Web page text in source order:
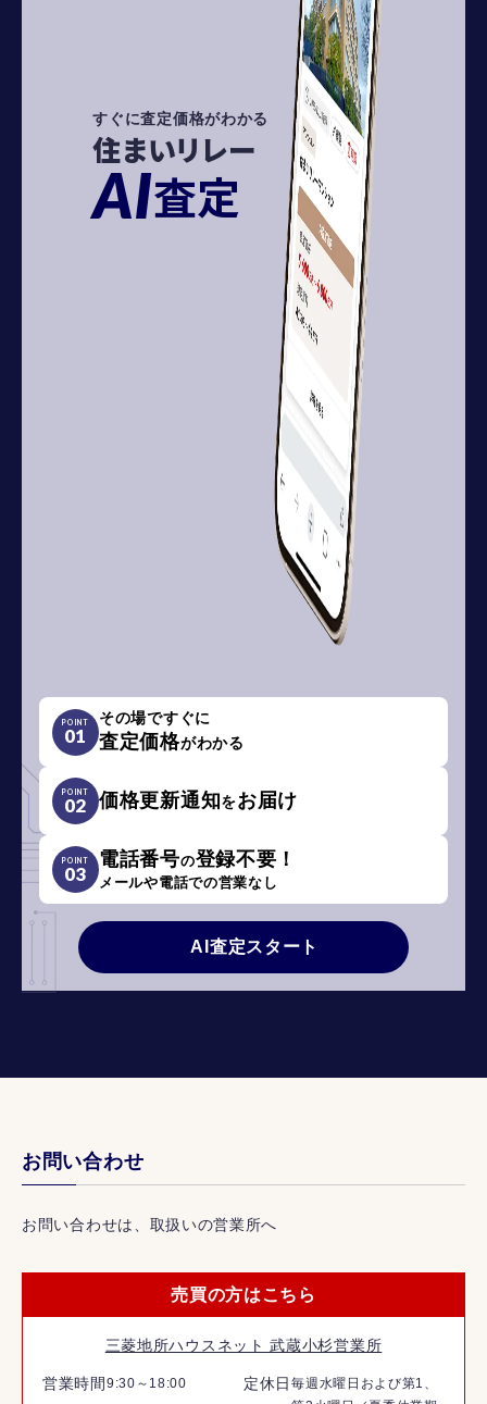
すぐに査定価格がわかる
住まいリレー
AI査定
POINT
01
その場ですぐに
査定価格がわかる
POINT
02 価格更新通知をお届け
POINT
03
電話番号の登録不要！
メールや電話での営業なし
AI査定スタート
お問い合わせ
お問い合わせは、取扱いの営業所へ
売買の方はこちら
三菱地所ハウスネット 武蔵小杉営業所
営業時間 9:30～18:00 定休日毎週水曜日および第1、